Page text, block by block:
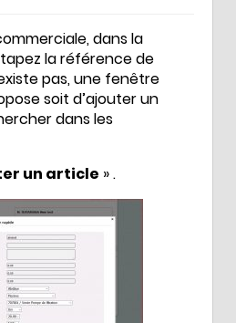
dans la
la référence de
pas, une fenêtre
soit d’ajouter un
dans les
un article » .